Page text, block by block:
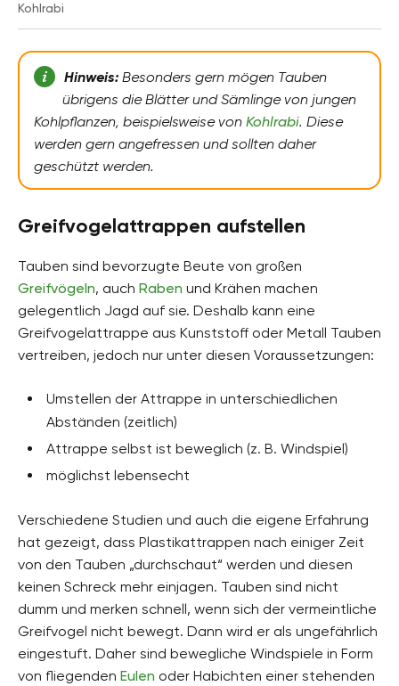
Kohlrabi
Hinweis:Besonders gern mögen Tauben
übrigens die Blätter und Sämlinge von jungen
Kohlpflanzen, beispielsweise von Kohlrabi. Diese
werden gern angefressen und sollten daher
geschützt werden.
Greifvogelattrappen aufstellen
Tauben sind bevorzugte Beute von großen
Greifvögeln, auch Raben und Krähen machen
gelegentlich Jagd auf sie. Deshalb kann eine
Greifvogelattrappe aus Kunststoff oder Metall Tauben
vertreiben, jedoch nur unter diesen Voraussetzungen:
Umstellen der Attrappe in unterschiedlichen
Abständen (zeitlich)
Attrappe selbst ist beweglich (z. B. Windspiel)
möglichst lebensecht
Verschiedene Studien und auch die eigene Erfahrung
hat gezeigt, dass Plastikattrappen nach einiger Zeit
von den Tauben „durchschaut“ werden und diesen
keinen Schreck mehr einjagen. Tauben sind nicht
dumm und merken schnell, wenn sich der vermeintliche
Greifvogel nicht bewegt. Dann wird er als ungefährlich
eingestuft. Daher sind bewegliche Windspiele in Form
von fliegenden Eulen oder Habichten einer stehenden